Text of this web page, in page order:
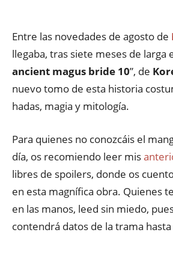
Entre las novedades de agosto de
llegaba, tras siete meses de larga
ancient magus bride 10”, de
nuevo tomo de esta historia
hadas, magia y mitología.
Para quienes no conozcáis el
día, os recomiendo leer mis
libres de spoilers, donde os
en esta magnífica obra. Quienes
en las manos, leed sin miedo,
contendrá datos de la trama